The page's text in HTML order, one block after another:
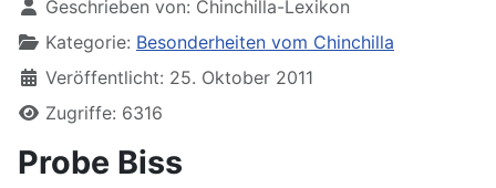
Geschrieben von: Chinchilla-Lexikon
Kategorie: Besonderheiten vom Chinchilla
Veröffentlicht: 25. Oktober 2011
Zugriffe: 6316
Probe Biss